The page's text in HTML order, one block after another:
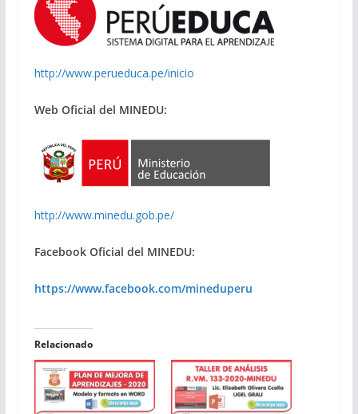
http://www.perueduca.pe/inicio
Web Oficial del MINEDU:
http://www.minedu.gob.pe/
Facebook Oficial del MINEDU:
https://www.facebook.com/mineduperu
Relacionado